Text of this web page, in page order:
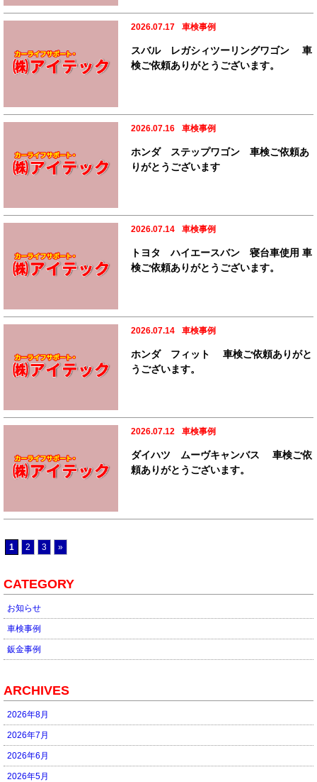
2026.07.17 車検事例
スバル レガシィツーリングワゴン 車
検ご依頼ありがとうございます。
2026.07.16 車検事例
ホンダ ステップワゴン 車検ご依頼あ
りがとうございます
2026.07.14 車検事例
トヨタ ハイエースバン 寝台車使用 車
検ご依頼ありがとうございます。
2026.07.14 車検事例
ホンダ フィット 車検ご依頼ありがと
うございます。
2026.07.12 車検事例
ダイハツ ムーヴキャンバス 車検ご依
頼ありがとうございます。
1 2 3 »
CATEGORY
お知らせ
車検事例
鈑金事例
ARCHIVES
2026年8月
2026年7月
2026年6月
2026年5月